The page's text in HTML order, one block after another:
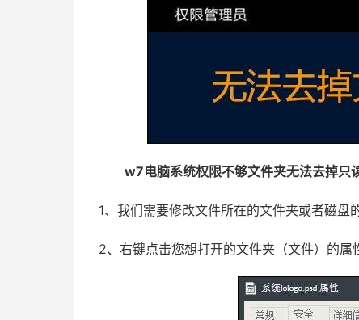
w7电脑系统权限不够文件夹无法去掉只读
1、我们需要修改文件所在的文件夹或者磁盘
2、右键点击您想打开的文件夹（文件）的属